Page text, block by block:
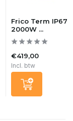
Frico Term IP67
2000W ...
€419,00
Incl. btw